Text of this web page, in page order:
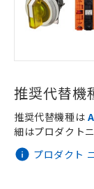
推奨代替機
プロダクト
推奨代替機種は
細はプロダクト